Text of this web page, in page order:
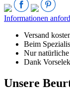
Informationen
Versand
Beim
Nur
Dank
Unsere